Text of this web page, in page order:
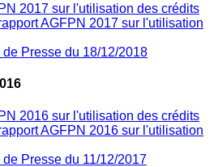
2017 sur l'utilisation des crédits
AGFPN 2017 sur l'utilisation
Presse du 18/12/2018
2016 sur l'utilisation des crédits
AGFPN 2016 sur l'utilisation
Presse du 11/12/2017